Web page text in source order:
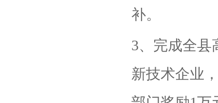
补。
3、完成全县
新技术企业